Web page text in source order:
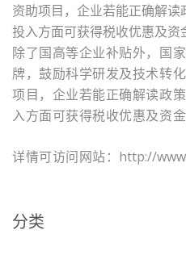
资助项目，企业若能正确解
投入方面可获得税收优惠及资
除了国高等企业补贴外，国
牌，鼓励科学研发及技术转
项目，企业若能正确解读政
入方面可获得税收优惠及资金
详情可访问网站： http://
分类